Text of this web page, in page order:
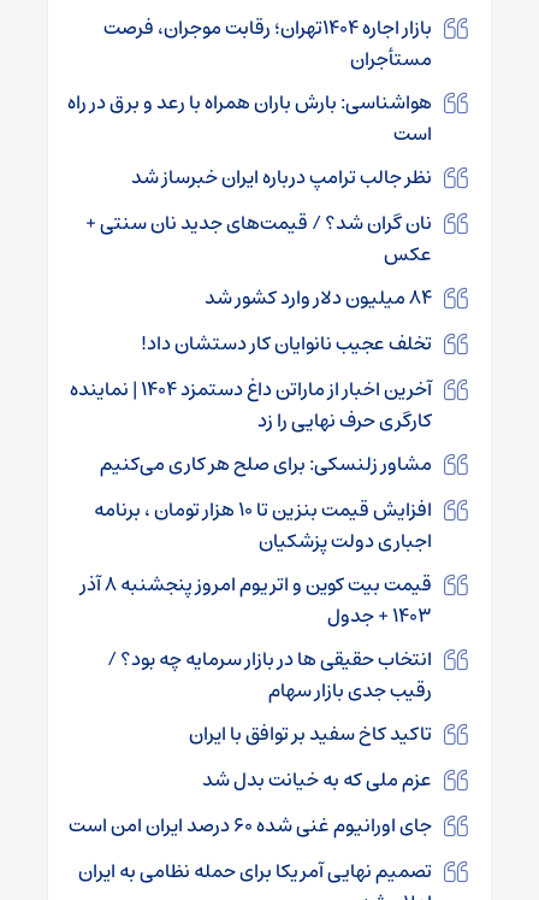
بازار اجاره ۱۴۰۴تهران؛ رقابت موجران، فرصت
مستأجران
هواشناسی: بارش باران همراه با رعد و برق در راه
است
نظر جالب ترامپ درباره ایران خبرساز شد
نان گران شد؟ / قیمت‌های جدید نان سنتی +
عکس
۸۴ میلیون دلار وارد کشور شد
تخلف عجیب نانوایان کار دستشان داد!
آخرین اخبار از ماراتن داغ دستمزد ۱۴۰۴ | نماینده
کارگری حرف نهایی را زد
مشاور زلنسکی: برای صلح هر کاری می‌کنیم
افزایش قیمت بنزین تا ۱۰ هزار تومان ، برنامه
اجباری دولت پزشکیان
قیمت بیت کوین و اتریوم امروز پنجشنبه ۸ آذر
۱۴۰۳ + جدول
انتخاب حقیقی ها در بازار سرمایه چه بود؟ /
رقیب جدی بازار سهام
تاکید کاخ سفید بر توافق با ایران
عزم ملی که به خیانت بدل شد
جای اورانیوم غنی شده ۶۰ درصد ایران امن است
تصمیم نهایی آمریکا برای حمله نظامی به ایران